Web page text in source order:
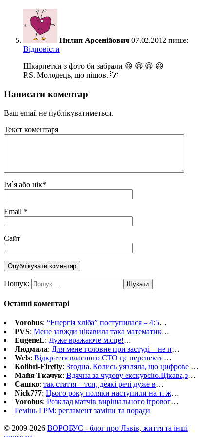
Пилип Арсенійович 07.02.2012 пише:
Відповіcти
Шкарпетки з фото би забрали 😆 😆 😆 😆
P.S. Молодець, що пішов. 💡
Написати коментар
Ваш email не публікуватиметься.
Текст коментаря
Ім`я або нік*
Email *
Сайт
Пошук:
Останні коментарі
Vorobus: “Енергія хліба” поступилася – 4:5…
PVS: Мене завжди цікавила така математик…
EugeneL: Дуже вражаюче місце!…
Людмила: Для мене головне при застуді – не п…
Wels: Відкриття власного СТО це перспекти…
Kolibri-Firefly: Згодна. Колись уявляла, що цифрове …
Майя Ткачук: Вдячна за чудову екскурсію.Цікава,з…
Сашко: так стаття – топ, деякі речі дуже в…
Nick777: Цього року поляки наступили на ті ж…
Vorobus: Розклад матчів вирішального ігровог…
Ремінь ГРМ: регламент заміни та поради
© 2009-2026 ВОРОБУС - блог про Львів, життя та інші